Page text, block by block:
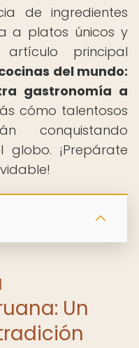
de ingredientes
a platos únicos y
artículo principal
del mundo:
gastronomía a
cómo talentosos
conquistando
¡Prepárate
Un